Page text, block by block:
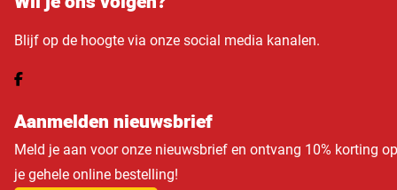
Blijf op de hoogte via onze social media kanalen.
Aanmelden nieuwsbrief
Meld je aan voor onze nieuwsbrief en ontvang 10% korting op
je gehele online bestelling!